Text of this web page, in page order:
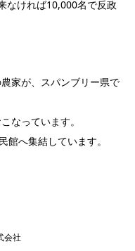
なければ10,000名で反政
家が、スパンブリー県で
なっています。
館へ集結しています。
会社